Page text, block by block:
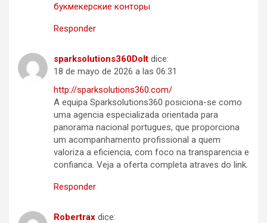
букмекерские конторы
Responder
sparksolutions360DoIt dice:
18 de mayo de 2026 a las 06:31
http://sparksolutions360.com/
A equipa Sparksolutions360 posiciona-se como
uma agencia especializada orientada para
panorama nacional portugues, que proporciona
um acompanhamento profissional a quem
valoriza a eficiencia, com foco na transparencia e
confianca. Veja a oferta completa atraves do link.
Responder
Robertrax dice: